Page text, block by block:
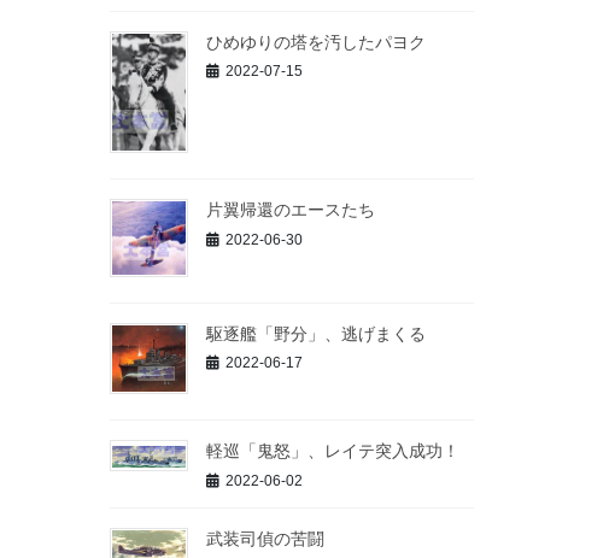
ひめゆりの塔を汚したパヨク
2022-07-15
片翼帰還のエースたち
2022-06-30
駆逐艦「野分」、逃げまくる
2022-06-17
軽巡「鬼怒」、レイテ突入成功！
2022-06-02
武装司偵の苦闘